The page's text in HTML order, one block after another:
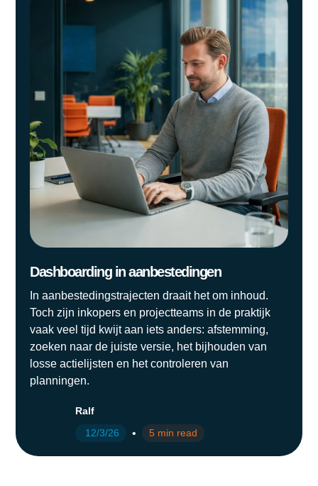
Dashboarding in aanbestedingen
In aanbestedingstrajecten draait het om inhoud.
Toch zijn inkopers en projectteams in de praktijk
vaak veel tijd kwijt aan iets anders: afstemming,
zoeken naar de juiste versie, het bijhouden van
losse actielijsten en het controleren van
planningen.
Ralf
12/3/26
• 5 min read